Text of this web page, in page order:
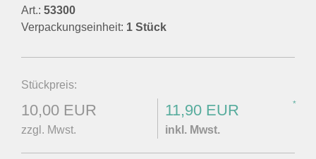
Art.: 53300
Verpackungseinheit: 1 Stück
Stückpreis:
10,00 EUR
zzgl. Mwst.
11,90 EUR *
inkl. Mwst.